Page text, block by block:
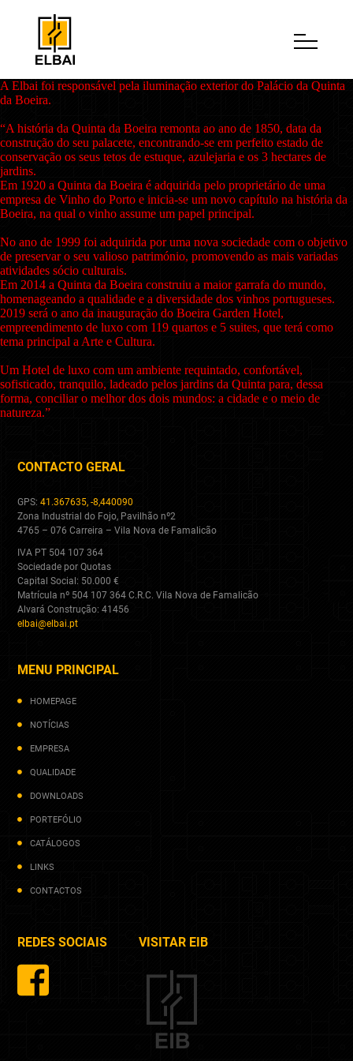
A Elbai foi responsável pela iluminação exterior do Palácio da Quinta
da Boeira.
“A história da Quinta da Boeira remonta ao ano de 1850, data da
construção do seu palacete, encontrando-se em perfeito estado de
conservação os seus tetos de estuque, azulejaria e os 3 hectares de
jardins.
Em 1920 a Quinta da Boeira é adquirida pelo proprietário de uma
empresa de Vinho do Porto e inicia-se um novo capítulo na história da
Boeira, na qual o vinho assume um papel principal.
No ano de 1999 foi adquirida por uma nova sociedade com o objetivo
de preservar o seu valioso património, promovendo as mais variadas
atividades sócio culturais.
Em 2014 a Quinta da Boeira construiu a maior garrafa do mundo,
homenageando a qualidade e a diversidade dos vinhos portugueses.
2019 será o ano da inauguração do Boeira Garden Hotel,
empreendimento de luxo com 119 quartos e 5 suites, que terá como
tema principal a Arte e Cultura.
Um Hotel de luxo com um ambiente requintado, confortável,
sofisticado, tranquilo, ladeado pelos jardins da Quinta para, dessa
forma, conciliar o melhor dos dois mundos: a cidade e o meio de
natureza.”
CONTACTO GERAL
GPS:41.367635, -8,440090
Zona Industrial do Fojo, Pavilhão nº2
4765 – 076 Carreira – Vila Nova de Famalicão
IVA PT 504 107 364
Sociedade por Quotas
Capital Social: 50.000 €
Matrícula nº 504 107 364 C.R.C. Vila Nova de Famalicão
Alvará Construção: 41456
elbai@elbai.pt
MENU PRINCIPAL
HOMEPAGE
NOTÍCIAS
EMPRESA
QUALIDADE
DOWNLOADS
PORTEFÓLIO
CATÁLOGOS
LINKS
CONTACTOS
REDES SOCIAIS VISITAR EIB